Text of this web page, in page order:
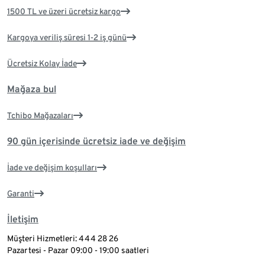
1500 TL ve üzeri ücretsiz kargo
Kargoya veriliş süresi 1-2 iş günü
Ücretsiz Kolay İade
Mağaza bul
Tchibo Mağazaları
90 gün içerisinde ücretsiz iade ve değişim
İade ve değişim koşulları
Garanti
İletişim
Müşteri Hizmetleri: 444 28 26
Pazartesi - Pazar 09:00 - 19:00 saatleri